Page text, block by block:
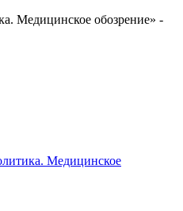
Медицинское обозрение» -
Медицинское